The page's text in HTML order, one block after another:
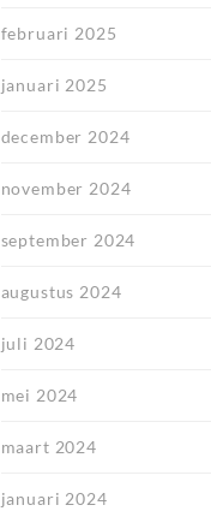
februari 2025
januari 2025
december 2024
november 2024
september 2024
augustus 2024
juli 2024
mei 2024
maart 2024
januari 2024